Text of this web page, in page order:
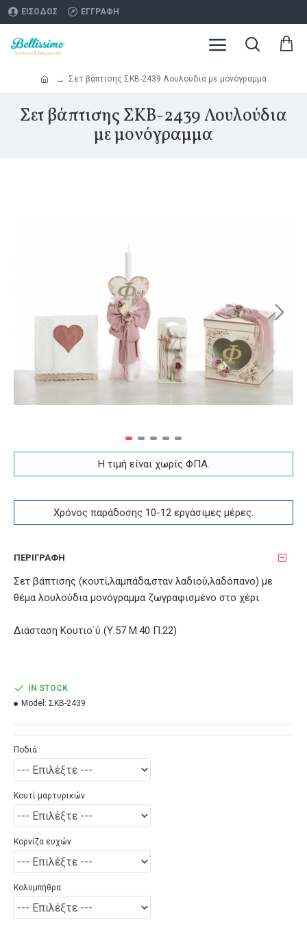
ΕΊΣΟΔΟΣ ΕΓΓΡΑΦΉ
Σετ βάπτισης ΣΚΒ-2439 Λουλούδια με μονόγραμμα
Σετ βάπτισης ΣΚΒ-2439 Λουλούδια
με μονόγραμμα
Η τιμή είναι χωρίς ΦΠA.
Χρόνος παράδοσης 10-12 εργάσιμες μέρες.
ΠΕΡΙΓΡΑΦΉ
Σετ βάπτισης (κουτί,λαμπάδα,σταν λαδιού,λαδόπανο) με
θέμα λουλούδια μονόγραμμα ζωγραφισμένο στο χέρι.
Διάσταση Κουτιο΄ύ (Υ.57 Μ.40 Π.22)
IN STOCK
Model: ΣΚΒ-2439
Ποδιά
Κουτί μαρτυρικών
Κορνίζα ευχών
Κολυμπήθρα